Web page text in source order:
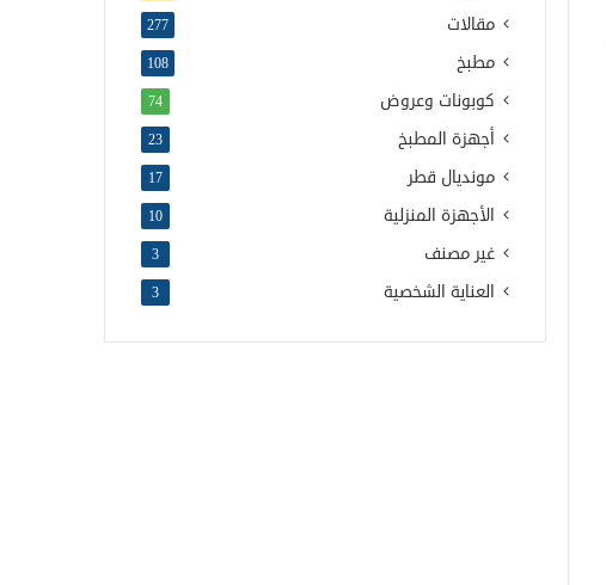
مقالات 277
مطبخ 108
كوبونات وعروض 74
أجهزة المطبخ 23
مونديال قطر 17
الأجهزة المنزلية 10
غير مصنف 3
العناية الشخصية 3